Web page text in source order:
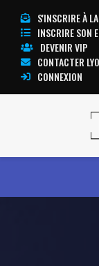
S'INSCRIRE À
INSCRIRE SON
DEVENIR VIP
CONTACTER
CONNEXION